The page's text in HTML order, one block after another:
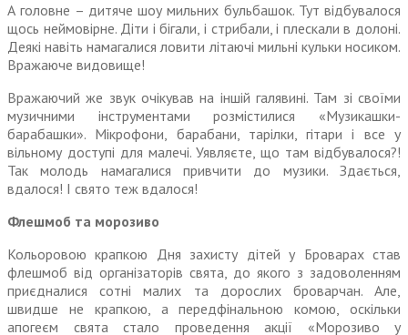
А головне – дитяче шоу мильних бульбашок. Тут відбувалося
щось неймовірне. Діти і бігали, і стрибали, і плескали в долоні.
Деякі навіть намагалися ловити літаючі мильні кульки носиком.
Вражаюче видовище!
Вражаючий же звук очікував на іншій галявині. Там зі своїми
музичними інструментами розмістилися «Музикашки-
барабашки». Мікрофони, барабани, тарілки, гітари і все у
вільному доступі для малечі. Уявляєте, що там відбувалося?!
Так молодь намагалися привчити до музики. Здається,
вдалося! І свято теж вдалося!
Флешмоб та морозиво
Кольоровою крапкою Дня захисту дітей у Броварах став
флешмоб від організаторів свята, до якого з задоволенням
приєдналися сотні малих та дорослих броварчан. Але,
швидше не крапкою, а перед­фінальною комою, оскільки
апогеєм свята стало проведення акції «Морозиво у